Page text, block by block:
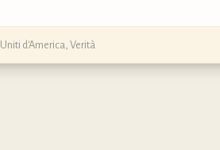
d'America Verità